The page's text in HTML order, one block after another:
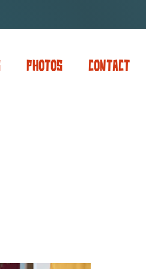
Photos Contact